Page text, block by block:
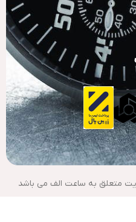
متعلق به ساعت الف می باشد